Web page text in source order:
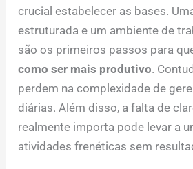
crucial estabelecer as bases.
estruturada e um ambiente de
são os primeiros passos para
como ser mais produtivo.
perdem na complexidade de
diárias. Além disso, a falta de
realmente importa pode levar a
atividades frenéticas sem